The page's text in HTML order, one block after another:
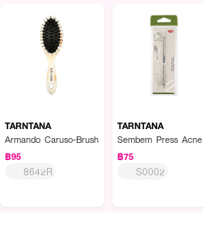
TARNTANA
Armando Caruso-Brush
฿95
8642R
TARNTANA
Sembem Press Acne
฿75
S0002